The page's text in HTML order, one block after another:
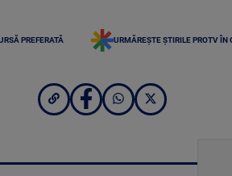
PREFERATĂ URMĂREȘTE ȘTIRILE PROTV ÎN